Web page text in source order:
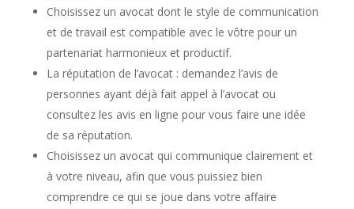
Choisissez un avocat dont le style de communication
et de travail est compatible avec le vôtre pour un
partenariat harmonieux et productif.
La réputation de l’avocat : demandez l’avis de
personnes ayant déjà fait appel à l’avocat ou
consultez les avis en ligne pour vous faire une idée
de sa réputation.
Choisissez un avocat qui communique clairement et
à votre niveau, afin que vous puissiez bien
comprendre ce qui se joue dans votre affaire